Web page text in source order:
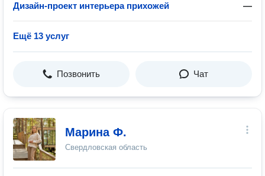
Дизайн-проект интерьера прихожей —
Ещё 13 услуг
Позвонить Чат
Марина Ф.
Свердловская область